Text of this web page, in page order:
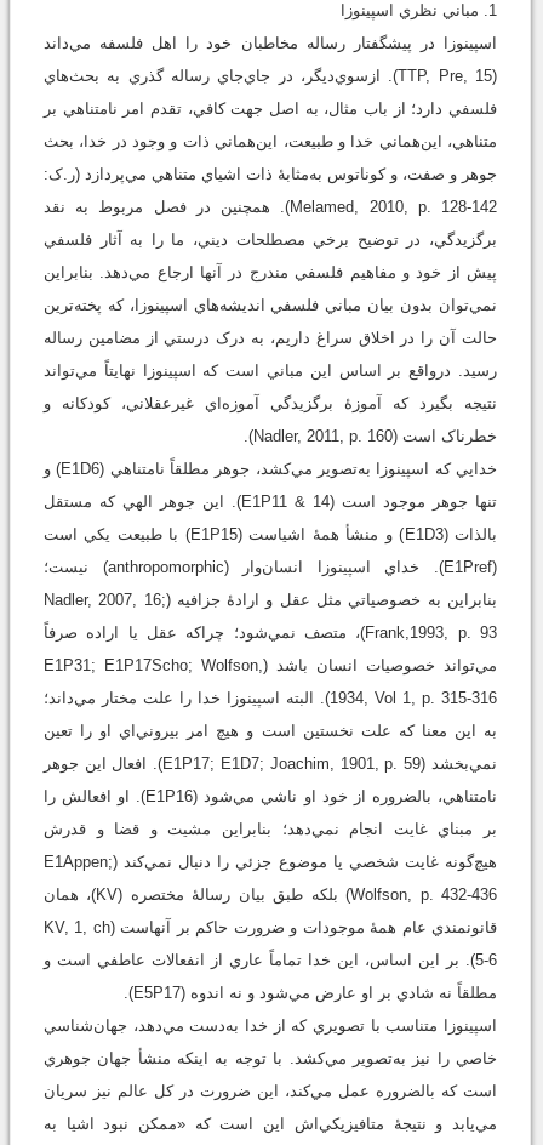
1. مباني نظري اسپينوزا
اسپينوزا در پيشگفتار رساله مخاطبان خود را اهل فلسفه مي‌داند
(TTP, Pre, 15). ازسوي‌ديگر، در جاي‌جاي رساله گذري به بحث‌هاي
فلسفي دارد؛ از باب مثال، به اصل جهت کافي، تقدم امر نامتناهي بر
متناهي، اين‌هماني خدا و طبيعت، اين‌هماني ذات و وجود در خدا، بحث
جوهر و صفت، و کوناتوس به‌مثابۀ ذات اشياي متناهي مي‌پردازد (ر.ک:
Melamed, 2010, p. 128-142). همچنين در فصل مربوط به نقد
برگزيدگي، در توضيح برخي مصطلحات ديني، ما را به آثار فلسفي
پيش از خود و مفاهيم فلسفي مندرج در آنها ارجاع مي‌دهد. بنابراين
نمي‌توان بدون بيان مباني فلسفي انديشه‌هاي اسپينوزا، که پخته‌ترين
حالت آن را در اخلاق سراغ داريم، به درک درستي از مضامين رساله
رسيد. درواقع بر اساس اين مباني است که اسپينوزا نهايتاً مي‌تواند
نتيجه بگيرد که آموزۀ برگزيدگي آموزه‌اي غيرعقلاني، کودکانه و
خطرناک است (Nadler, 2011, p. 160).
خدايي که اسپينوزا به‌تصوير مي‌کشد، جوهر مطلقاً نامتناهي (E1D6) و
تنها جوهر موجود است (E1P11 & 14). اين جوهر الهي که مستقل
بالذات (E1D3) و منشأ همۀ اشياست (E1P15) با طبيعت يکي است
(E1Pref). خداي اسپينوزا انسان‌وار (anthropomorphic) نيست؛
بنابراين به خصوصياتي مثل عقل و ارادۀ جزافيه (Nadler, 2007, 16;
Frank,1993, p. 93)، متصف نمي‌شود؛ چراکه عقل يا اراده صرفاً
مي‌تواند خصوصيات انسان باشد (E1P31; E1P17Scho; Wolfson,
1934, Vol 1, p. 315-316). البته اسپينوزا خدا را علت مختار مي‌داند؛
به اين معنا که علت نخستين است و هيچ امر بيروني‌اي او را تعين
نمي‌بخشد (E1P17; E1D7; Joachim, 1901, p. 59). افعال اين جوهر
نامتناهي، بالضروره از خود او ناشي مي‌شود (E1P16). او افعالش را
بر مبناي غايت انجام نمي‌دهد؛ بنابراين مشيت و قضا و قدرش
هيچ‌گونه غايت شخصي يا موضوع جزئي را دنبال نمي‌کند (E1Appen;
Wolfson, p. 432-436) بلکه طبق بيان رسالۀ مختصره (KV)، همان
قانونمندي عام همۀ موجودات و ضرورت حاکم بر آنهاست (KV, 1, ch
5-6). بر اين اساس، اين خدا تماماً عاري از انفعالات عاطفي است و
مطلقاً نه شادي بر او عارض مي‌شود و نه اندوه (E5P17).
اسپينوزا متناسب با تصويري که از خدا به‌دست مي‌دهد، جهان‌شناسي
خاصي را نيز به‌تصوير مي‌کشد. با توجه به اينکه منشأ جهان جوهري
است که بالضروره عمل مي‌کند، اين ضرورت در کل عالم نيز سريان
مي‌يابد و نتيجۀ متافيزيکي‌اش اين است که «ممکن نبود اشيا به